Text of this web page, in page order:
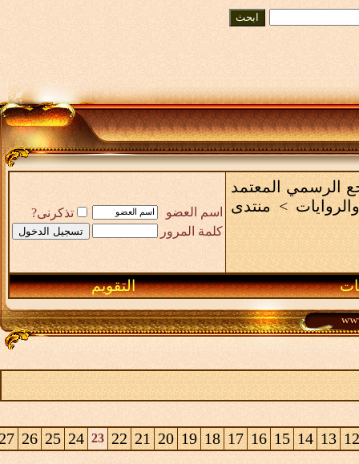
37
38
39
40
41
42
43
44
45
46
47
48
49
50
>